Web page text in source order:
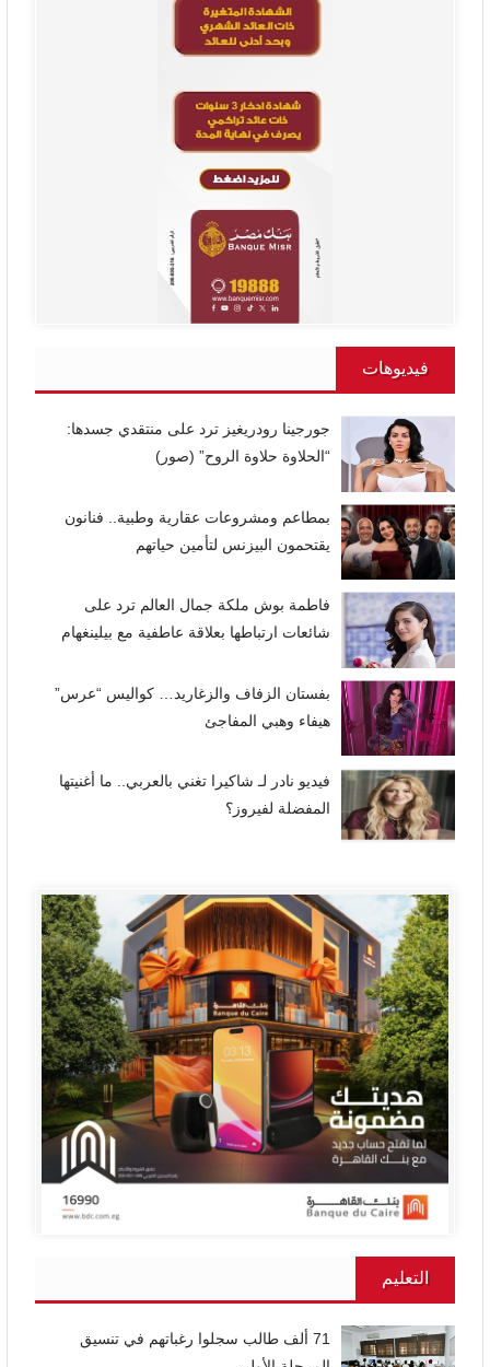
فيديوهات
جورجينا رودريغيز ترد على منتقدي جسدها:
“الحلاوة حلاوة الروح” (صور)
بمطاعم ومشروعات عقارية وطبية.. فنانون
يقتحمون البيزنس لتأمين حياتهم
فاطمة بوش ملكة جمال العالم ترد على
شائعات ارتباطها بعلاقة عاطفية مع بيلينغهام
بفستان الزفاف والزغاريد… كواليس “عرس”
هيفاء وهبي المفاجئ
فيديو نادر لـ شاكيرا تغني بالعربي.. ما أغنيتها
المفضلة لفيروز؟
التعليم
71 ألف طالب سجلوا رغباتهم في تنسيق